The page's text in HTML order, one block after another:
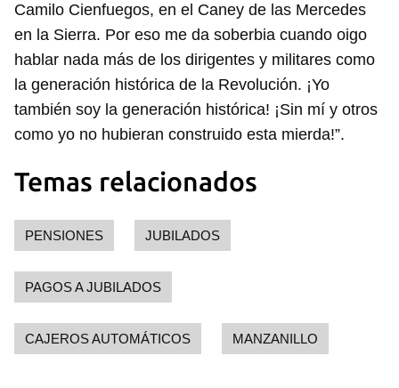
Camilo Cienfuegos, en el Caney de las Mercedes
en la Sierra. Por eso me da soberbia cuando oigo
hablar nada más de los dirigentes y militares como
la generación histórica de la Revolución. ¡Yo
también soy la generación histórica! ¡Sin mí y otros
como yo no hubieran construido esta mierda!”.
Temas relacionados
PENSIONES JUBILADOS
PAGOS A JUBILADOS
CAJEROS AUTOMÁTICOS MANZANILLO